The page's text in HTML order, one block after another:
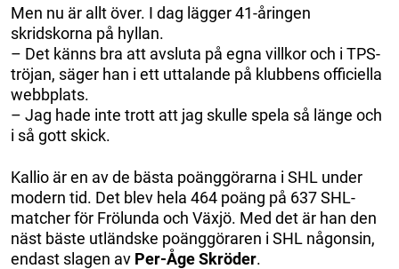
Men nu är allt över. I dag lägger 41-åringen
skridskorna på hyllan.
– Det känns bra att avsluta på egna villkor och i TPS-
tröjan, säger han i ett uttalande på klubbens officiella
webbplats.
– Jag hade inte trott att jag skulle spela så länge och
i så gott skick.
Kallio är en av de bästa poänggörarna i SHL under
modern tid. Det blev hela 464 poäng på 637 SHL-
matcher för Frölunda och Växjö. Med det är han den
näst bäste utländske poänggöraren i SHL någonsin,
endast slagen av Per-Åge Skröder.